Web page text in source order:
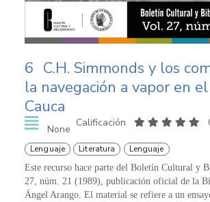
6 C.H. Simmonds y los
la navegación a vapor en
Cauca
None
Calificación
Lenguaje Literatura Lenguaje
Este recurso hace parte del Boletín Cultural y
27, núm. 21 (1989), publicación oficial de la
Ángel Arango. El material se refiere a un